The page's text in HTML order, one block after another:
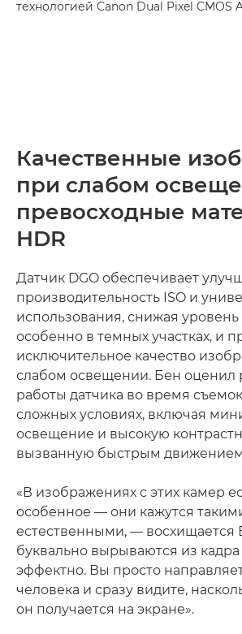
технологией Canon Dual Pixel CMOS
Качественные
при слабом
превосходные
HDR
Датчик DGO обеспечивает
производительность ISO и
использования, снижая
особенно в темных участках, и
исключительное качество
слабом освещении. Бен оценил
работы датчика во время
сложных условиях, включая
освещение и высокую
вызванную быстрым
«В изображениях с этих камер
особенное — они кажутся
естественными, —
буквально вырываются из
эффектно. Вы просто
человека и сразу видите,
он получается на экране».